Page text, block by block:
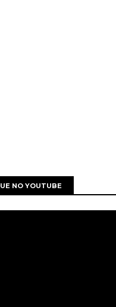
NO YOUTUBE